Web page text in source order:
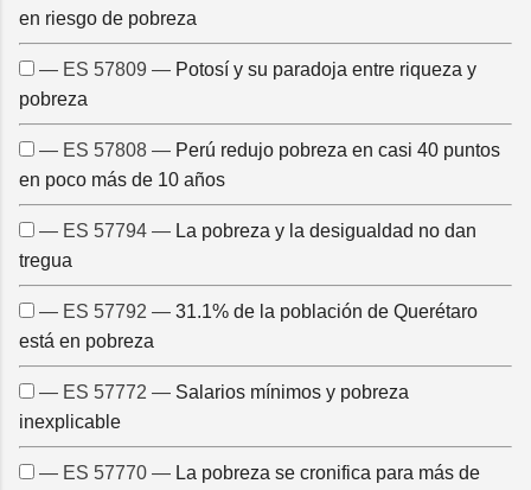
en riesgo de pobreza
— ES 57809 — Potosí y su paradoja entre riqueza y
pobreza
— ES 57808 — Perú redujo pobreza en casi 40 puntos
en poco más de 10 años
— ES 57794 — La pobreza y la desigualdad no dan
tregua
— ES 57792 — 31.1% de la población de Querétaro
está en pobreza
— ES 57772 — Salarios mínimos y pobreza
inexplicable
— ES 57770 — La pobreza se cronifica para más de